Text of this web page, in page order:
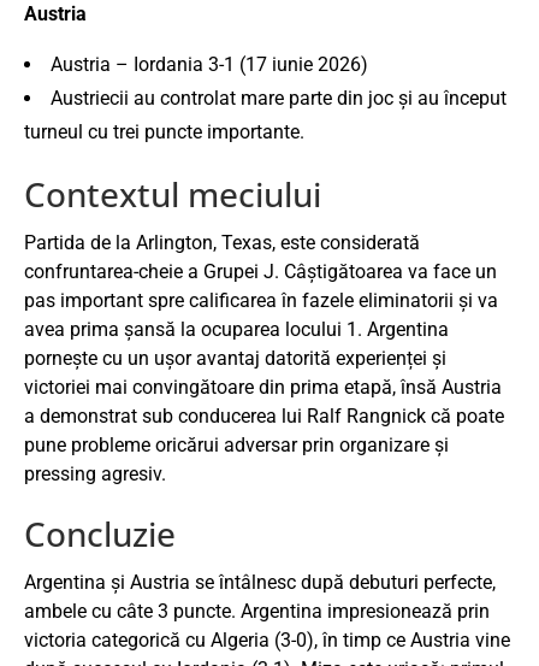
Austria
Austria – Iordania 3-1 (17 iunie 2026)
Austriecii au controlat mare parte din joc și au început
turneul cu trei puncte importante.
Contextul meciului
Partida de la Arlington, Texas, este considerată
confruntarea-cheie a Grupei J. Câștigătoarea va face un
pas important spre calificarea în fazele eliminatorii și va
avea prima șansă la ocuparea locului 1. Argentina
pornește cu un ușor avantaj datorită experienței și
victoriei mai convingătoare din prima etapă, însă Austria
a demonstrat sub conducerea lui Ralf Rangnick că poate
pune probleme oricărui adversar prin organizare și
pressing agresiv.
Concluzie
Argentina și Austria se întâlnesc după debuturi perfecte,
ambele cu câte 3 puncte. Argentina impresionează prin
victoria categorică cu Algeria (3-0), în timp ce Austria vine